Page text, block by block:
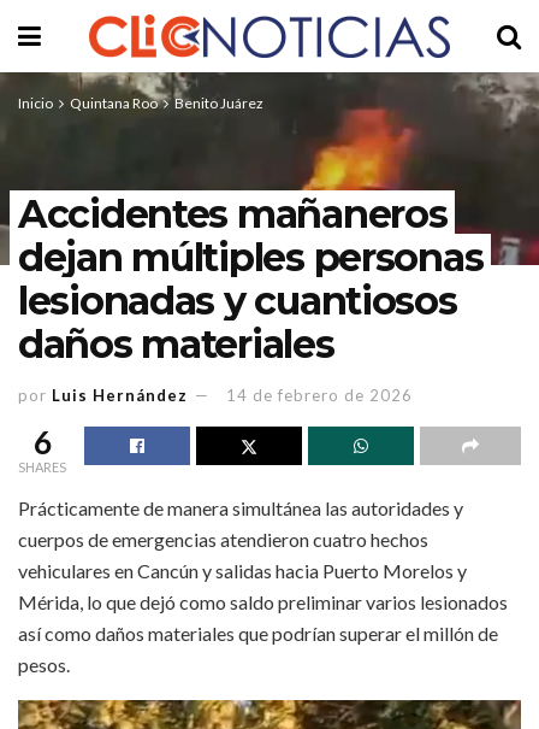
Inicio Quintana Roo Benito Juárez
Accidentes mañaneros
dejan múltiples personas
lesionadas y cuantiosos
daños materiales
por Luis Hernández 14 de febrero de 2026
6
SHARES
Prácticamente de manera simultánea las autoridades y
cuerpos de emergencias atendieron cuatro hechos
vehiculares en Cancún y salidas hacia Puerto Morelos y
Mérida, lo que dejó como saldo preliminar varios lesionados
así como daños materiales que podrían superar el millón de
pesos.